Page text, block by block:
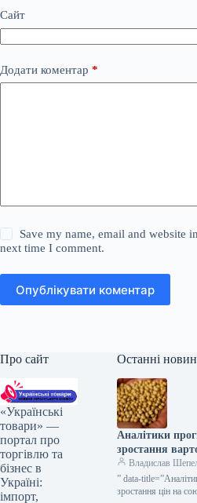
Сайт
Додати коментар *
Save my name, email and website
next time I comment.
Опублікувати коментар
Про сайт
«Українські
товари» —
портал про
торгівлю та
бізнес в
Україні:
імпорт,
Останні
Аналітики
зростання
врожаю до
гривень за
Владислав
” data-
зростання цін на